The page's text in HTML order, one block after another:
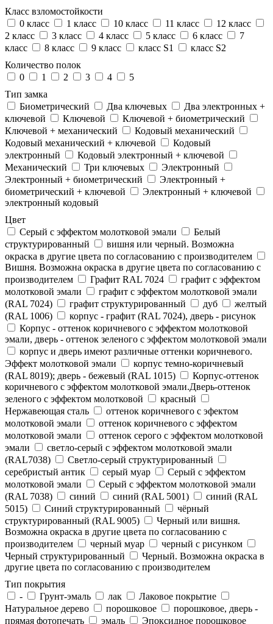
Класс взломостойкости
0 класс
1 класс 10 класс 11 класс
12 класс
2 класс
3 класс 4 класс 5 класс 6 класс
7
класс
8 класс 9 класс класс S1
класс S2
Количество полок
0
1 2 3 4
5
Тип замка
Биометрический
Два ключевых
Два электронныx +
ключевой
Ключевой
Ключевой + биометрический
Ключевой + механический
Кодовый механический
Кодовый механический + ключевой
Кодовый
электронный
Кодовый электронный + ключевой
Механический
Три ключевых
Электронный
Электронный + биометрический
Электронный +
биометрический + ключевой
Электронный + ключевой
электронный кодовый
Цвет
Cерый с эффектом молотковой эмали
Белый
структурированный
вишня или черный. Возможна
окраска в другие цвета по согласованию с производителем
Вишня. Возможна окраска в другие цвета по согласованию с
производителем
Графит RAL 7024
графит с эффектом
молотковой эмали
графит с эффектом молотковой эмали
(RAL 7024)
графит структурированный дуб
желтый
(RAL 1006)
корпус - графит (RAL 7024), дверь - рисунок
Корпус - оттенок коричневого с эффектом молотковой
эмали, дверь - оттенок зеленого с эффектом молотковой эмали
корпус и дверь имеют различные оттенки коричневого.
Эффект молотковой эмали
корпус темно-коричневый
(RAL 8019); дверь - бежевый (RAL 1015)
Корпус-оттенок
коричневого с эффектом молотковой эмали.Дверь-оттенок
зеленого с эффектом молотковой
красный
Нержавеющая сталь
оттенок коричневого с эфектом
молотковой эмали
оттенок коричневого с эффектом
молотковой эмали
оттенок серого с эффектом молотковой
эмали
светло-серый с эффектом молотковой эмали
(RAL7038)
Светло-серый структурированный
серебристый антик
серый муар
Серый с эффектом
молотковой эмали
Серый с эффектом молотковой эмали
(RAL 7038)
синий синий (RAL 5001)
синий (RAL
5015)
Синий структурированный
чёрный
структурированный (RAL 9005)
Черный или вишня.
Возможна окраска в другие цвета по согласованию с
производителем
черный муар
черный с рисунком
Черный структурированный
Черный. Возможна окраска в
другие цвета по согласованию с производителем
Тип покрытия
-
Грунт-эмаль лак
Лаковое покрытие
Натуральное дерево
порошковое
порошковое, дверь -
прямая фотопечать
эмаль Эпоксидное порошковое